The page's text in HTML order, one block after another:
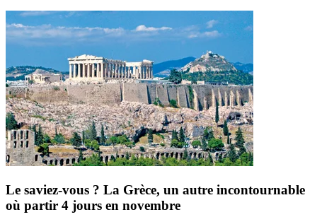
Le saviez-vous ? La Grèce, un autre incontournable
où partir 4 jours en novembre